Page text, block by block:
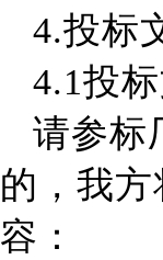
4.投标
4.1投
请参标
的，我
容：